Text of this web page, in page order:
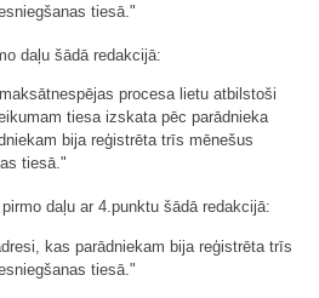
tiesā."
daļu šādā redakcijā:
procesa lietu atbilstoši
tiesa izskata pēc parādnieka
bija reģistrēta trīs mēnešus
tiesā."
daļu ar 4.punktu šādā redakcijā:
kas parādniekam bija reģistrēta trīs
tiesā."